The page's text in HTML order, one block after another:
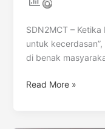
SDN2MCT –
untuk
di benak
Read More »